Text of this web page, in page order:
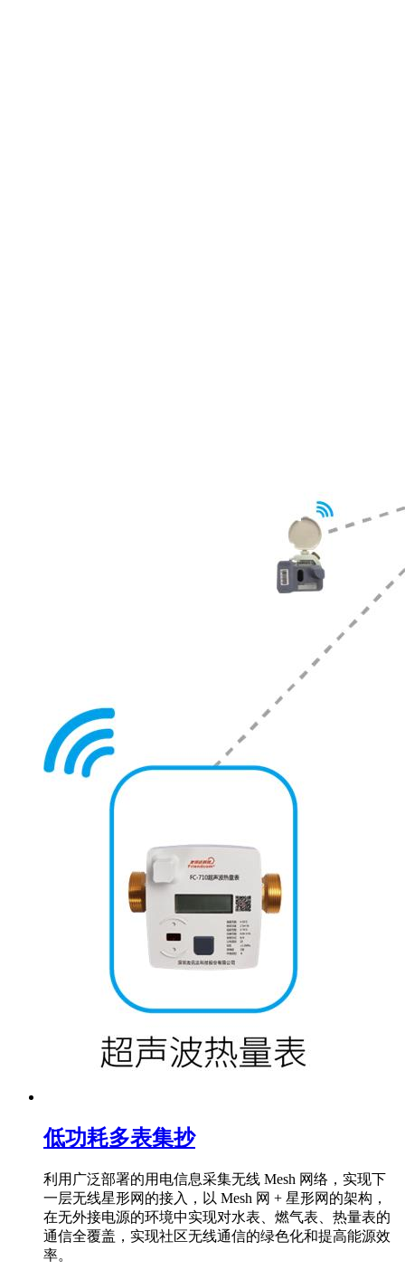
低功耗多表集抄
利用广泛部署的用电信息采集无线 Mesh 网络，实现下
一层无线星形网的接入，以 Mesh 网 + 星形网的架构，
在无外接电源的环境中实现对水表、燃气表、热量表的
通信全覆盖，实现社区无线通信的绿色化和提高能源效
率。